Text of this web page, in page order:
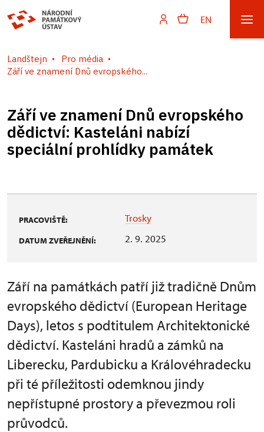
EN
Landštejn
Pro média
Září ve znamení Dnů evropského...
Září ve znamení Dnů evropského
dědictví: Kasteláni nabízí
speciální prohlídky památek
PRACOVIŠTĚ: Trosky
DATUM ZVEŘEJNĚNÍ: 2. 9. 2025
Září na památkách patří již tradičně Dnům
evropského dědictví (European Heritage
Days), letos s podtitulem Architektonické
dědictví. Kasteláni hradů a zámků na
Liberecku, Pardubicku a Královéhradecku
při té příležitosti odemknou jindy
nepřístupné prostory a převezmou roli
průvodců.